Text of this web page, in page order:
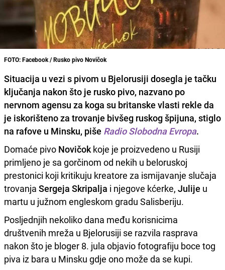
FOTO: Facebook / Rusko pivo Novičok
Situacija u vezi s pivom u Bjelorusiji dosegla je tačku
ključanja nakon što je rusko pivo, nazvano po
nervnom agensu za koga su britanske vlasti rekle da
je iskorišteno za trovanje bivšeg ruskog špijuna, stiglo
na rafove u Minsku, piše Radio Slobodna Evropa.
Domaće pivo Novičok koje je proizvedeno u Rusiji
primljeno je sa gorčinom od nekih u beloruskoj
prestonici koji kritikuju kreatore za ismijavanje slučaja
trovanja Sergeja Skripalja i njegove kćerke, Julije u
martu u južnom engleskom gradu Salisberiju.
Posljednjih nekoliko dana među korisnicima
društvenih mreža u Bjelorusiji se razvila rasprava
nakon što je bloger 8. jula objavio fotografiju boce tog
piva iz bara u Minsku gdje ono može da se kupi.